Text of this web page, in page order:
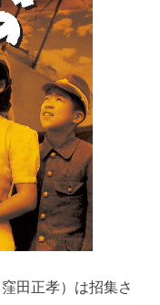
田正孝）は招集さ